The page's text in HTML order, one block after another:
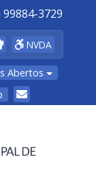
99884-3729
NVDA
Abertos